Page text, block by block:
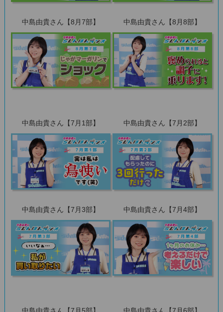
中島由貴さん【8月7部】 中島由貴さん【8月8部】
中島由貴さん【7月1部】 中島由貴さん【7月2部】
中島由貴さん【7月3部】 中島由貴さん【7月4部】